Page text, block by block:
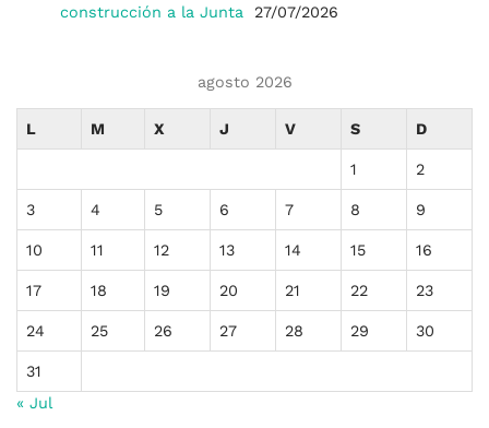
construcción a la Junta
27/07/2026
agosto 2026
L M X J V S D
1 2
3 4 5 6 7 8 9
10 11 12 13 14 15 16
17 18 19 20 21 22 23
24 25 26 27 28 29 30
31
« Jul